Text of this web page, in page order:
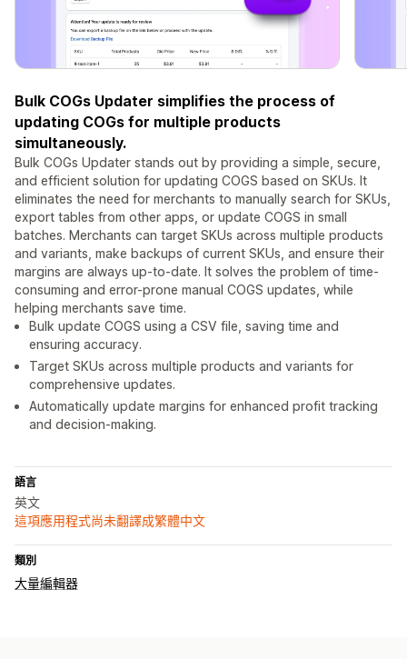
Bulk COGs Updater simplifies the process of
updating COGs for multiple products
simultaneously.
Bulk COGs Updater stands out by providing a simple, secure,
and efficient solution for updating COGS based on SKUs. It
eliminates the need for merchants to manually search for SKUs,
export tables from other apps, or update COGS in small
batches. Merchants can target SKUs across multiple products
and variants, make backups of current SKUs, and ensure their
margins are always up-to-date. It solves the problem of time-
consuming and error-prone manual COGS updates, while
helping merchants save time.
Bulk update COGS using a CSV file, saving time and
ensuring accuracy.
Target SKUs across multiple products and variants for
comprehensive updates.
Automatically update margins for enhanced profit tracking
and decision-making.
語言
英文
這項應用程式尚未翻譯成繁體中文
類別
大量編輯器